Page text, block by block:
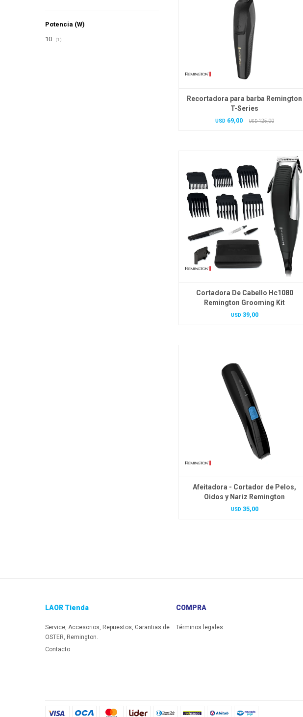
Recortadora para barba Remington
T-Series
USD 69,00 USD 125,00
Cortadora De Cabello Hc1080
Remington Grooming Kit
USD 39,00
Afeitadora - Cortador de Pelos,
Oidos y Nariz Remington
USD 35,00
Potencia (W)
10
(1)
LAOR Tienda
Service, Accesorios, Repuestos, Garantias de
OSTER, Remington.
Contacto
COMPRA
Términos legales